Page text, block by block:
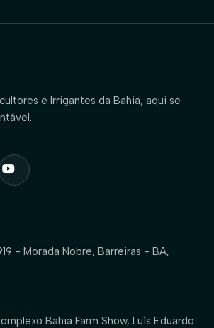
e Irrigantes da Bahia, aqui se
- Morada Nobre, Barreiras - BA,
Bahia Farm Show, Luís Eduardo